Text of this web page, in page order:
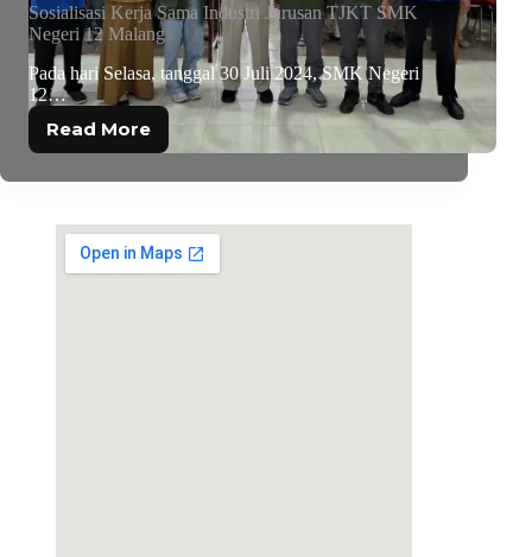
Sosialisasi Kerja Sama Industri Jurusan TJKT SMK
Negeri 12 Malang
Pada hari Selasa, tanggal 30 Juli 2024, SMK Negeri
12…
Read More